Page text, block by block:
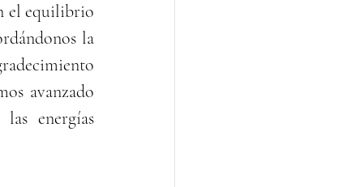
el equilibrio
la
avanzado
energías